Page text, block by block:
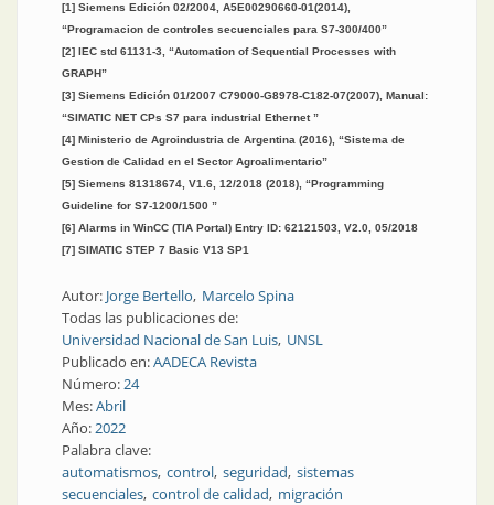
[1] Siemens Edición 02/2004, A5E00290660-01(2014),
“Programacion de controles secuenciales para S7-300/400”
[2] IEC std 61131-3, “Automation of Sequential Processes with
GRAPH”
[3] Siemens Edición 01/2007 C79000-G8978-C182-07(2007), Manual:
“SIMATIC NET CPs S7 para industrial Ethernet ”
[4] Ministerio de Agroindustria de Argentina (2016), “Sistema de
Gestion de Calidad en el Sector Agroalimentario”
[5] Siemens 81318674, V1.6, 12/2018 (2018), “Programming
Guideline for S7-1200/1500 ”
[6] Alarms in WinCC (TIA Portal) Entry ID: 62121503, V2.0, 05/2018
[7] SIMATIC STEP 7 Basic V13 SP1
Autor: Jorge Bertello Marcelo Spina
Todas las publicaciones de:
Universidad Nacional de San Luis UNSL
Publicado en:AADECA Revista
Número:24
Mes:Abril
Año:2022
Palabra clave:
automatismos control seguridad sistemas
secuenciales control de calidad migración